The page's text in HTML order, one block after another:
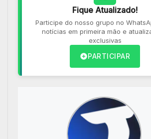
Fique Atualizado!
Participe do nosso grupo no
notícias em primeira mão e
exclusivas
PARTICIPAR